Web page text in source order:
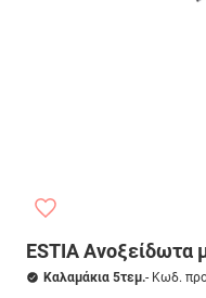
ESTIA Ανοξείδωτα
Καλαμάκια 5τεμ.- Κωδ.